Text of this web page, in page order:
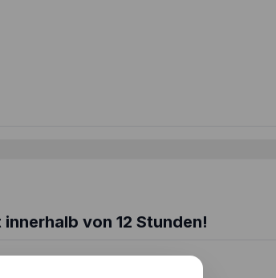
von 12 Stunden!